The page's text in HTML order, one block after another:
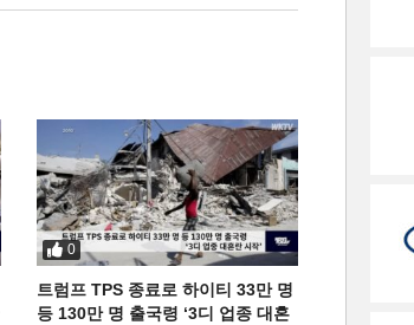
0
트럼프 TPS 종료로 하이티 33만 명
등 130만 명 출국령 ‘3디 업종 대혼